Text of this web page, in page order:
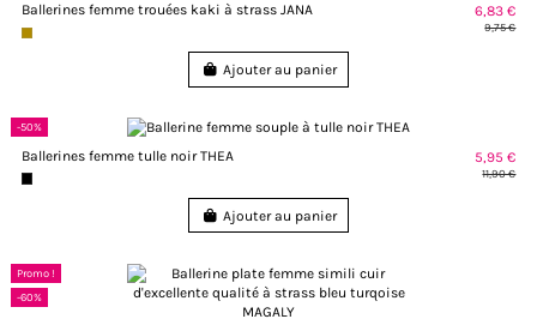
Ballerines femme trouées kaki à strass JANA 6,83 €
9,75 €
Ajouter au panier
-50%
Ballerines femme tulle noir THEA 5,95 €
11,90 €
Ajouter au panier
Promo !
-60%